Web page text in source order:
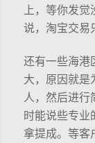
上，等你发觉
说，淘宝交易
还有一些海港
大，原因就是
人，然后进行
时能说些专业
拿提成。等客